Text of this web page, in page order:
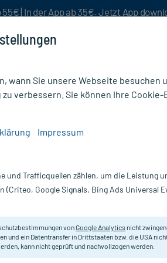
| In der App ab 35€. Jetzt App
Gratis-Versand* ab 19€
Klosterfrau
Nahrungsergänzungsmittel
wann Sie unsere Webseite besuchen
verbessern. Sie können Ihre
Impressum
und Trafficquellen zählen, um die Leistung
(Criteo, Google Signals, Bing Ads Universal
vonGoogle Analytics nicht
und ein Datentransfer in Drittstaaten bzw. die USA
kann nicht geprüft und nachvollzogen werden.